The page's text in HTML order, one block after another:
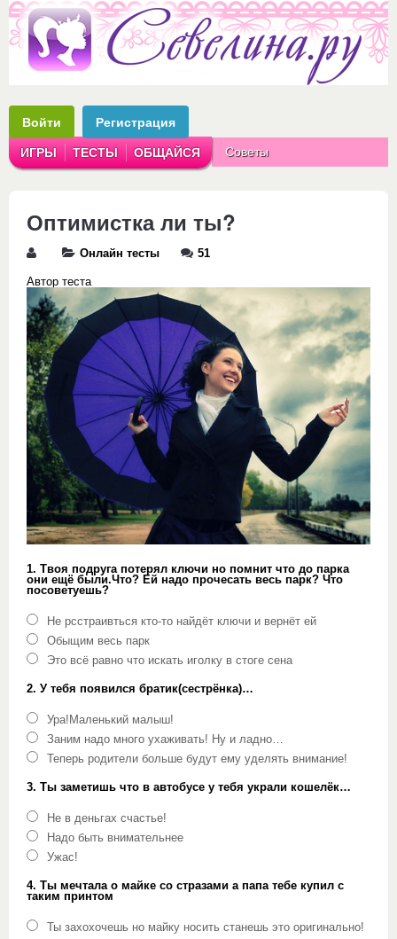
Войти Регистрация
ИГРЫ ТЕСТЫ ОБЩАЙСЯ Советы
Оптимистка ли ты?
Онлайн тесты 51
Автор теста
1. Твоя подруга потерял ключи но помнит что до парка
они ещё были.Что? Ей надо прочесать весь парк? Что
посоветуешь?
Не рсстраивться кто-то найдёт ключи и вернёт ей
Обыщим весь парк
Это всё равно что искать иголку в стоге сена
2. У тебя появился братик(сестрёнка)…
Ура!Маленький малыш!
Заним надо много ухаживать! Ну и ладно…
Теперь родители больше будут ему уделять внимание!
3. Ты заметишь что в автобусе у тебя украли кошелёк…
Не в деньгах счастье!
Надо быть внимательнее
Ужас!
4. Ты мечтала о майке со стразами а папа тебе купил с
таким принтом
Ты захохочешь но майку носить станешь это оригинально!